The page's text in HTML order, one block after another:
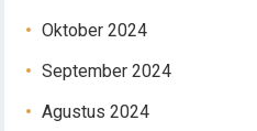
Oktober 2024
September 2024
Agustus 2024